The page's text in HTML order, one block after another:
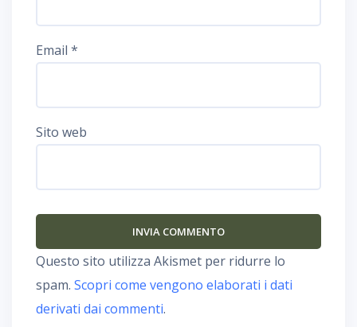
Email *
Sito web
Questo sito utilizza Akismet per ridurre lo
spam. Scopri come vengono elaborati i dati
derivati dai commenti.